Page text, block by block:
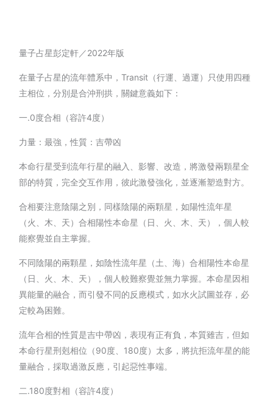
量子占星彭定軒／2022年版
在量子占星的流年體系中，Transit（行運、過運）只使用四種
主相位，分別是合沖刑拱，關鍵意義如下：
一.0度合相（容許4度）
力量：最強，性質：吉帶凶
本命行星受到流年行星的融入、影響、改造，將激發兩顆星全
部的特質，完全交互作用，彼此激發強化，並逐漸塑造對方。
合相要注意陰陽之別，同樣陰陽的兩顆星，如陽性流年星
（火、木、天）合相陽性本命星（日、火、木、天），個人較
能察覺並自主掌握。
不同陰陽的兩顆星，如陰性流年星（土、海）合相陽性本命星
（日、火、木、天），個人較難察覺並無力掌握。本命星因相
異能量的融合，而引發不同的反應模式，如水火試圖並存，必
定較為困難。
流年合相的性質是吉中帶凶，表現有正有負，本質雖吉，但如
本命行星刑剋相位（90度、180度）太多，將抗拒流年星的能
量融合，採取過激反應，引起惡性事端。
二.180度對相（容許4度）